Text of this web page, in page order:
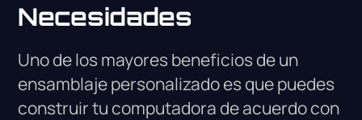
Necesidades
Uno de los mayores beneficios de un
ensamblaje personalizado es que puedes
construir tu computadora de acuerdo con